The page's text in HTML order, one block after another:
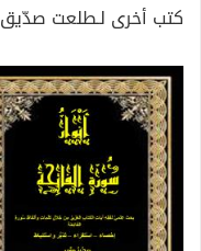
كتب أخرى لـطلعت صدّيق